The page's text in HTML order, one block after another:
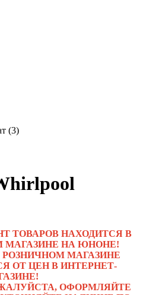
(3)
ТОВАРОВ НАХОДИТСЯ В
НА ЮНОНЕ!
МАГАЗИНЕ
ОТ ЦЕН В ИНТЕРНЕТ-
ОФОРМЛЯЙТЕ